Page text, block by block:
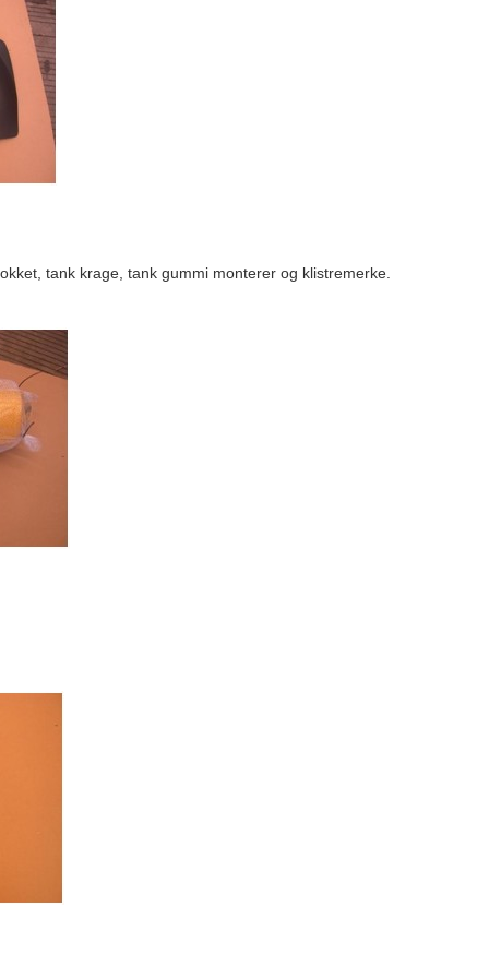
tank krage, tank gummi monterer og klistremerke.